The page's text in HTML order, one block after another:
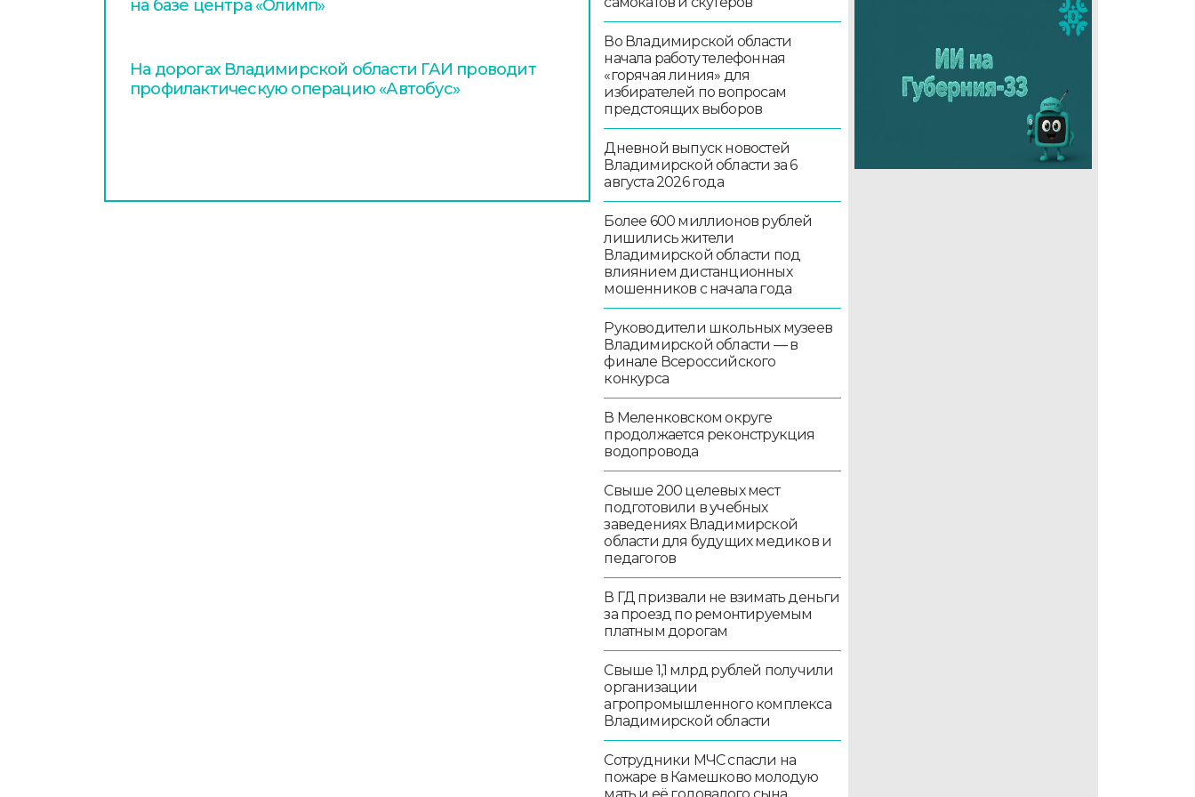
на базе центра «Олимп»
На дорогах Владимирской области ГАИ проводит
профилактическую операцию «Автобус»
Во Владимирской области
начала работу телефонная
«горячая линия» для
избирателей по вопросам
предстоящих выборов
Дневной выпуск новостей
Владимирской области за 6
августа 2026 года
Более 600 миллионов рублей
лишились жители
Владимирской области под
влиянием дистанционных
мошенников с начала года
Руководители школьных музеев
Владимирской области — в
финале Всероссийского
конкурса
В Меленковском округе
продолжается реконструкция
водопровода
Свыше 200 целевых мест
подготовили в учебных
заведениях Владимирской
области для будущих медиков и
педагогов
В ГД призвали не взимать деньги
за проезд по ремонтируемым
платным дорогам
Свыше 1,1 млрд рублей получили
организации
агропромышленного комплекса
Владимирской области
Сотрудники МЧС спасли на
пожаре в Камешково молодую
мать и её годовалого сына